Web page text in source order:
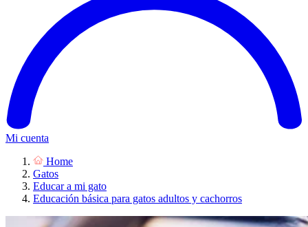
Mi cuenta
Home
Gatos
Educar a mi gato
Educación básica para gatos adultos y cachorros